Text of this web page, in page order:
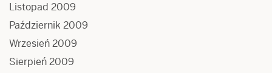
Listopad 2009
Październik 2009
Wrzesień 2009
Sierpień 2009